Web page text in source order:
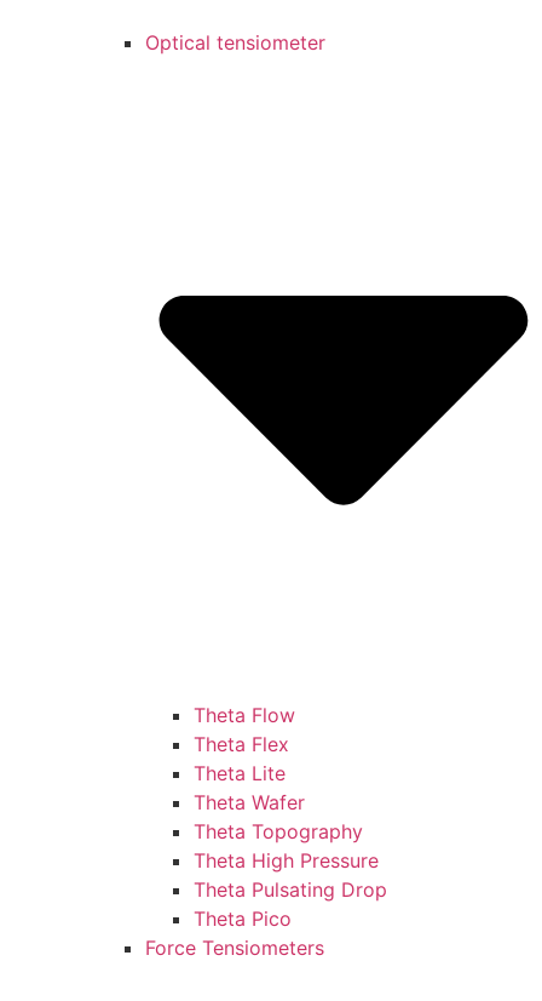
Optical tensiometer
Theta Flow
Theta Flex
Theta Lite
Theta Wafer
Theta Topography
Theta High Pressure
Theta Pulsating Drop
Theta Pico
Force Tensiometers